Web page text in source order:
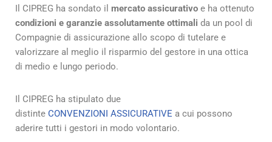
Il CIPREG ha sondato il mercato assicurativo e ha ottenuto
condizioni e garanzie assolutamente ottimali da un pool di
Compagnie di assicurazione allo scopo di tutelare e
valorizzare al meglio il risparmio del gestore in una ottica
di medio e lungo periodo.
Il CIPREG ha stipulato due
distinte CONVENZIONI ASSICURATIVE a cui possono
aderire tutti i gestori in modo volontario.